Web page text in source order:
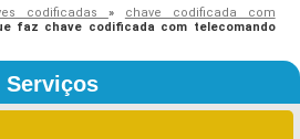
codificadas » chave codificada com
faz chave codificada com telecomando
Serviços